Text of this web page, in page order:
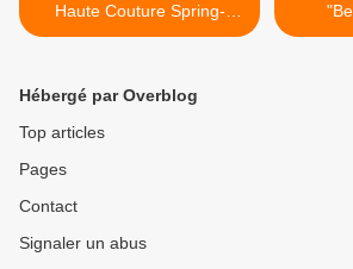
Haute Couture Spring-
Summer 2014
Hébergé par Overblog
Top articles
Pages
Contact
Signaler un abus